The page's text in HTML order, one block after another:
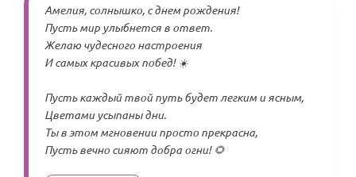
Амелия, солнышко, с днем рождения!
Пусть мир улыбнется в ответ.
Желаю чудесного настроения
И самых красивых побед! ☀️
Пусть каждый твой путь будет легким и ясным,
Цветами усыпаны дни.
Ты в этом мгновении просто прекрасна,
Пусть вечно сияют добра огни! 🌻